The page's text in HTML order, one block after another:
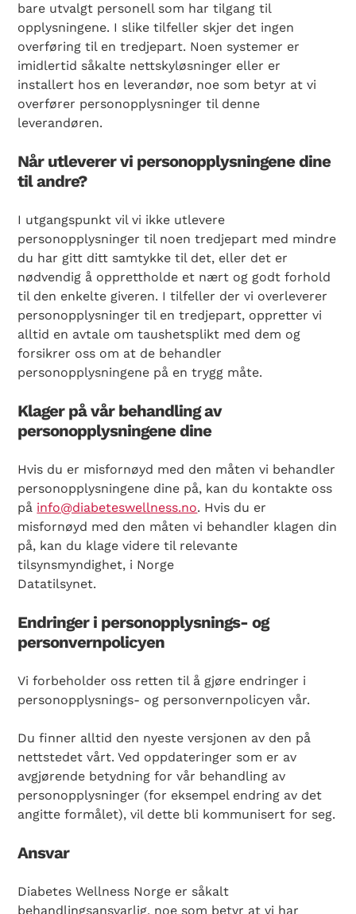
bare utvalgt personell som har tilgang til
opplysningene. I slike tilfeller skjer det ingen
overføring til en tredjepart. Noen systemer er
imidlertid såkalte nettskyløsninger eller er
installert hos en leverandør, noe som betyr at vi
overfører personopplysninger til denne
leverandøren.
Når utleverer vi personopplysningene dine
til andre?
I utgangspunkt vil vi ikke utlevere
personopplysninger til noen tredjepart med mindre
du har gitt ditt samtykke til det, eller det er
nødvendig å opprettholde et nært og godt forhold
til den enkelte giveren. I tilfeller der vi overleverer
personopplysninger til en tredjepart, oppretter vi
alltid en avtale om taushetsplikt med dem og
forsikrer oss om at de behandler
personopplysningene på en trygg måte.
Klager på vår behandling av
personopplysningene dine
Hvis du er misfornøyd med den måten vi behandler
personopplysningene dine på, kan du kontakte oss
på info@diabeteswellness.no. Hvis du er
misfornøyd med den måten vi behandler klagen din
på, kan du klage videre til relevante
tilsynsmyndighet, i Norge
Datatilsynet.
Endringer i personopplysnings- og
personvernpolicyen
Vi forbeholder oss retten til å gjøre endringer i
personopplysnings- og personvernpolicyen vår.
Du finner alltid den nyeste versjonen av den på
nettstedet vårt. Ved oppdateringer som er av
avgjørende betydning for vår behandling av
personopplysninger (for eksempel endring av det
angitte formålet), vil dette bli kommunisert for seg.
Ansvar
Diabetes Wellness Norge er såkalt
behandlingsansvarlig, noe som betyr at vi har